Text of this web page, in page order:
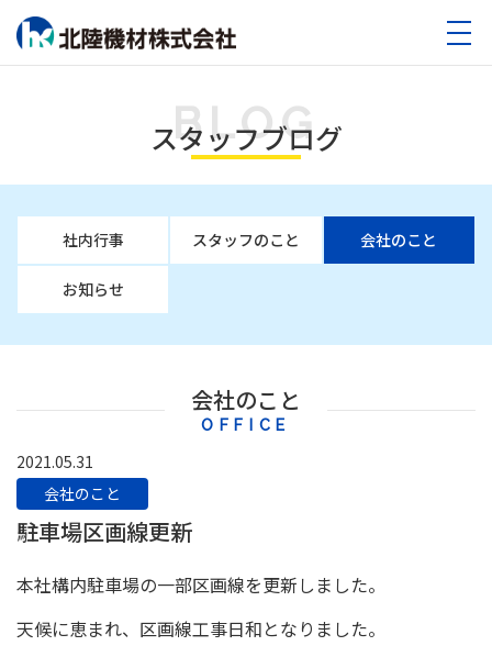
スタッフブログ
BLOG
社内行事 スタッフのこと 会社のこと
お知らせ
会社のこと
OFFICE
2021.05.31
会社のこと
駐車場区画線更新
本社構内駐車場の一部区画線を更新しました。
天候に恵まれ、区画線工事日和となりました。